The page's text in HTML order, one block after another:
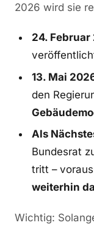
2026 wird sie
24. Februar
13. Mai
den
Als
Bundesrat
tritt –
weiterhin
Wichtig: